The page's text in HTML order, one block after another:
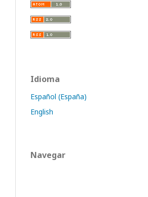
Idioma
Español (España)
English
Navegar